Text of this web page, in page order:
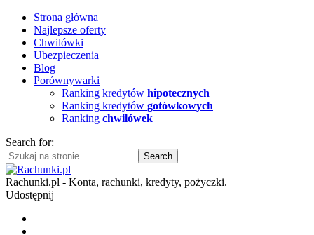
Strona główna
Najlepsze oferty
Chwilówki
Ubezpieczenia
Blog
Porównywarki
Ranking kredytów hipotecznych
Ranking kredytów gotówkowych
Ranking chwilówek
Search for:
Rachunki.pl - Konta, rachunki, kredyty, pożyczki.
Udostępnij